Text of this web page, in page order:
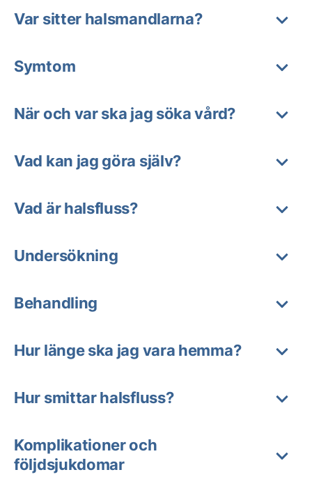
Var sitter halsmandlarna?
Symtom
När och var ska jag söka vård?
Vad kan jag göra själv?
Vad är halsfluss?
Undersökning
Behandling
Hur länge ska jag vara hemma?
Hur smittar halsfluss?
Komplikationer och
följdsjukdomar